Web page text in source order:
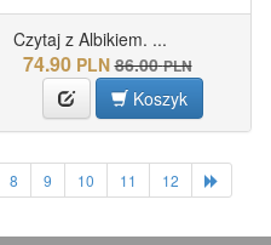
Czytaj z Albikiem. ...
74.90 PLN 86.00 PLN
Koszyk
8 9 10 11 12